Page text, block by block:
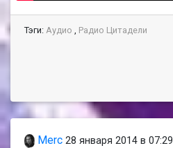
Тэги: Аудио , Радио Цитадели
Merc 28 января 2014 в 07:29